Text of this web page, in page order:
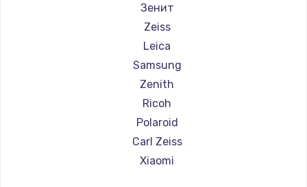
Зенит
Zeiss
Leica
Samsung
Zenith
Ricoh
Polaroid
Carl Zeiss
Xiaomi